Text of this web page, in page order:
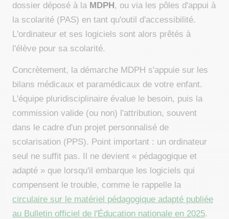
dossier déposé à la MDPH, ou via les pôles d'appui à
la scolarité (PAS) en tant qu'outil d'accessibilité.
L'ordinateur et ses logiciels sont alors prêtés à
l'élève pour sa scolarité.
Concrètement, la démarche MDPH s'appuie sur les
bilans médicaux et paramédicaux de votre enfant.
L'équipe pluridisciplinaire évalue le besoin, puis la
commission valide (ou non) l'attribution, souvent
dans le cadre d'un projet personnalisé de
scolarisation (PPS). Point important : un ordinateur
seul ne suffit pas. Il ne devient « pédagogique et
adapté » que lorsqu'il embarque les logiciels qui
compensent le trouble, comme le rappelle la
circulaire sur le matériel pédagogique adapté publiée
au Bulletin officiel de l'Éducation nationale en 2025.